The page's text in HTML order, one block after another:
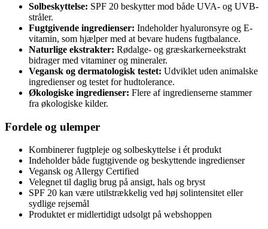
Solbeskyttelse: SPF 20 beskytter mod både UVA- og UVB-
stråler.
Fugtgivende ingredienser: Indeholder hyaluronsyre og E-
vitamin, som hjælper med at bevare hudens fugtbalance.
Naturlige ekstrakter: Rødalge- og græskarkerneekstrakt
bidrager med vitaminer og mineraler.
Vegansk og dermatologisk testet: Udviklet uden animalske
ingredienser og testet for hudtolerance.
Økologiske ingredienser: Flere af ingredienserne stammer
fra økologiske kilder.
Fordele og ulemper
Kombinerer fugtpleje og solbeskyttelse i ét produkt
Indeholder både fugtgivende og beskyttende ingredienser
Vegansk og Allergy Certified
Velegnet til daglig brug på ansigt, hals og bryst
SPF 20 kan være utilstrækkelig ved høj solintensitet eller
sydlige rejsemål
Produktet er midlertidigt udsolgt på webshoppen